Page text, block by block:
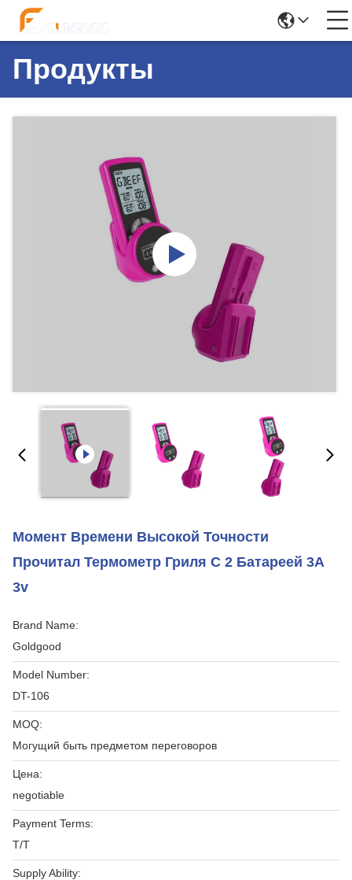
Продукты
Момент Времени Высокой Точности
Прочитал Термометр Гриля С 2 Батареей 3A
3v
Brand Name:
Goldgood
Model Number:
DT-106
MOQ:
Могущий быть предметом переговоров
Цена:
negotiable
Payment Terms:
T/T
Supply Ability: